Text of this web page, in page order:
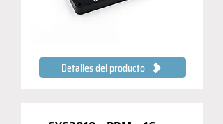
Detalles del producto